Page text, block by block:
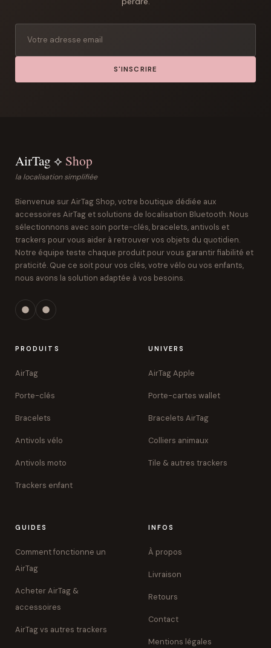
S'INSCRIRE
AirTag ⟡ Shop
la localisation simplifiée
Bienvenue sur AirTag Shop, votre boutique dédiée aux
accessoires AirTag et solutions de localisation Bluetooth. Nous
sélectionnons avec soin porte-clés, bracelets, antivols et
trackers pour vous aider à retrouver vos objets du quotidien.
Notre équipe teste chaque produit pour vous garantir fiabilité et
praticité. Que ce soit pour vos clés, votre vélo ou vos enfants,
nous avons la solution adaptée à vos besoins.
PRODUITS
AirTag
Porte-clés
Bracelets
Antivols vélo
Antivols moto
Trackers enfant
UNIVERS
AirTag Apple
Porte-cartes wallet
Bracelets AirTag
Colliers animaux
Tile & autres trackers
GUIDES
Comment fonctionne un
AirTag
Acheter AirTag &
accessoires
AirTag vs autres trackers
INFOS
À propos
Livraison
Retours
Contact
Mentions légales